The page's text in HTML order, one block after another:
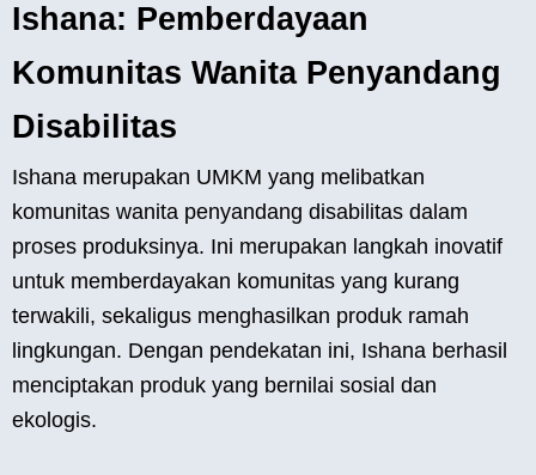
Ishana: Pemberdayaan
Komunitas Wanita Penyandang
Disabilitas
Ishana merupakan UMKM yang melibatkan
komunitas wanita penyandang disabilitas dalam
proses produksinya. Ini merupakan langkah inovatif
untuk memberdayakan komunitas yang kurang
terwakili, sekaligus menghasilkan produk ramah
lingkungan. Dengan pendekatan ini, Ishana berhasil
menciptakan produk yang bernilai sosial dan
ekologis.